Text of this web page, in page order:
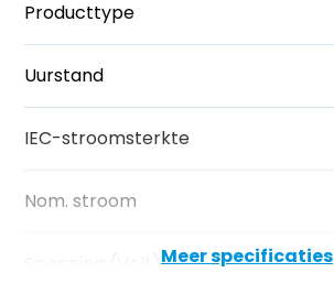
Producttype
Uurstand
IEC-stroomsterkte
Nom. stroom
Spanning (Volt)Meer specificaties